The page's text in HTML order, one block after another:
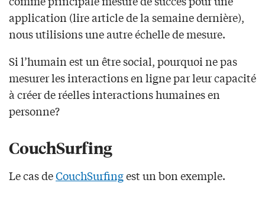
application (lire article de la semaine dernière),
nous utilisions une autre échelle de mesure.
Si l’humain est un être social, pourquoi ne pas
mesurer les interactions en ligne par leur capacité
à créer de réelles interactions humaines en
personne?
CouchSurfing
Le cas deCouchSurfingest un bon exemple.